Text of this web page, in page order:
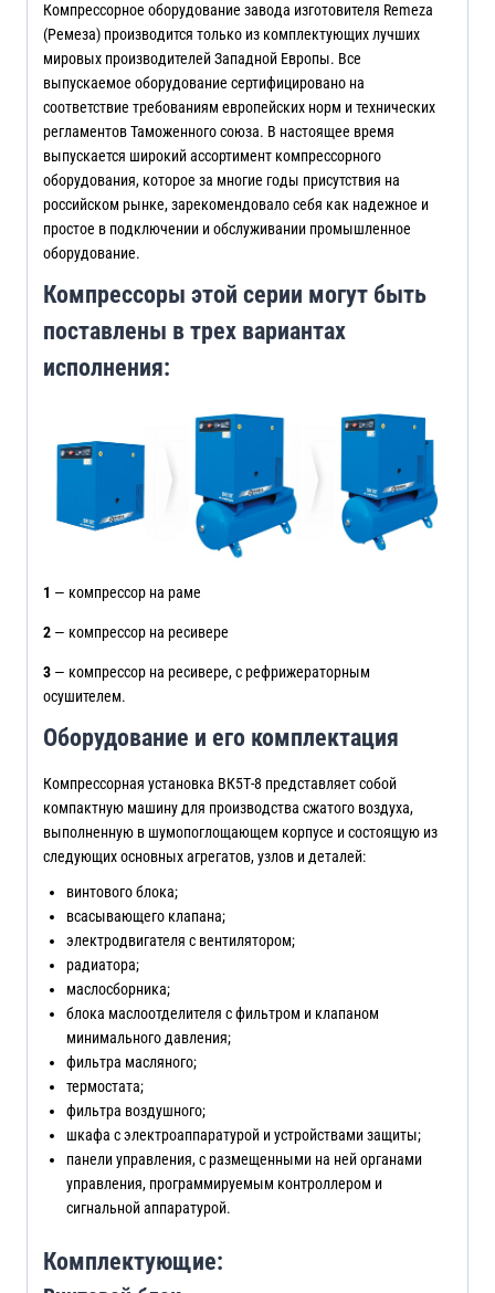
Компрессорное оборудование завода изготовителя Remeza
(Ремеза) производится только из комплектующих лучших
мировых производителей Западной Европы. Все
выпускаемое оборудование сертифицировано на
соответствие требованиям европейских норм и технических
регламентов Таможенного союза. В настоящее время
выпускается широкий ассортимент компрессорного
оборудования, которое за многие годы присутствия на
российском рынке, зарекомендовало себя как надежное и
простое в подключении и обслуживании промышленное
оборудование.
Компрессоры этой серии могут быть
поставлены в трех вариантах
исполнения:
1 — компрессор на раме
2 — компрессор на ресивере
3 — компрессор на ресивере, с рефрижераторным
осушителем.
Оборудование и его комплектация
Компрессорная установка ВК5Т-8 представляет собой
компактную машину для производства сжатого воздуха,
выполненную в шумопоглощающем корпусе и состоящую из
следующих основных агрегатов, узлов и деталей:
винтового блока;
всасывающего клапана;
электродвигателя с вентилятором;
радиатора;
маслосборника;
блока маслоотделителя с фильтром и клапаном
минимального давления;
фильтра масляного;
термостата;
фильтра воздушного;
шкафа с электроаппаратурой и устройствами защиты;
панели управления, с размещенными на ней органами
управления, программируемым контроллером и
сигнальной аппаратурой.
Комплектующие: